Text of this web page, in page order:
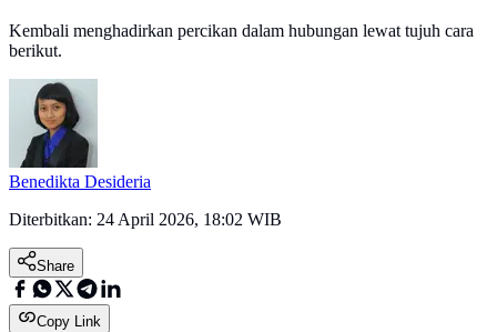
Kembali menghadirkan percikan dalam hubungan lewat tujuh cara
berikut.
Benedikta Desideria
Diterbitkan: 24 April 2026, 18:02 WIB
Share
Copy Link